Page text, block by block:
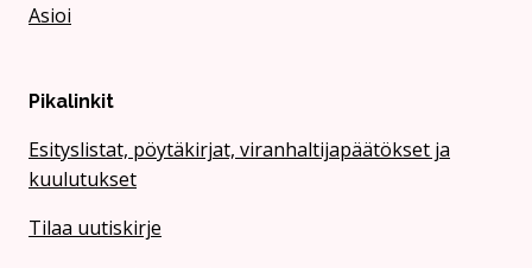
Asioi
Pikalinkit
Esityslistat, pöytäkirjat, viranhaltijapäätökset ja
kuulutukset
Tilaa uutiskirje